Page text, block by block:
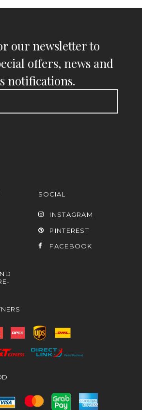
our newsletter to
offers, news and
notifications.
SOCIAL
INSTAGRAM
PINTEREST
FACEBOOK